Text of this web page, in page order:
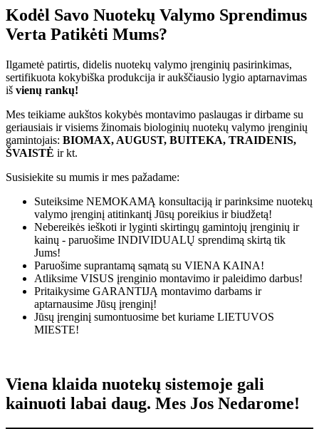
Kodėl Savo Nuotekų Valymo Sprendimus
Verta Patikėti Mums?
Ilgametė patirtis, didelis nuotekų valymo įrenginių pasirinkimas,
sertifikuota kokybiška produkcija ir aukščiausio lygio aptarnavimas
iš vienų rankų!
Mes teikiame aukštos kokybės montavimo paslaugas ir dirbame su
geriausiais ir visiems žinomais biologinių nuotekų valymo įrenginių
gamintojais: BIOMAX, AUGUST, BUITEKA, TRAIDENIS,
ŠVAISTĖ ir kt.
Susisiekite su mumis ir mes pažadame:
Suteiksime NEMOKAMĄ konsultaciją ir parinksime nuotekų
valymo įrenginį atitinkantį Jūsų poreikius ir biudžetą!
Nebereikės ieškoti ir lyginti skirtingų gamintojų įrenginių ir
kainų - paruošime INDIVIDUALŲ sprendimą skirtą tik
Jums!
Paruošime suprantamą sąmatą su VIENA KAINA!
Atliksime VISUS įrenginio montavimo ir paleidimo darbus!
Pritaikysime GARANTIJĄ montavimo darbams ir
aptarnausime Jūsų įrenginį!
Jūsų įrenginį sumontuosime bet kuriame LIETUVOS
MIESTE!
Viena klaida nuotekų sistemoje gali
kainuoti labai daug. Mes Jos Nedarome!